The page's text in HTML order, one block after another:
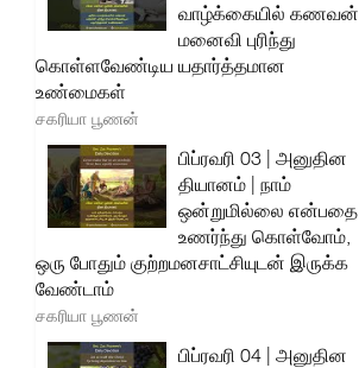
வாழ்க்கையில் கணவன்
மனைவி புரிந்து
கொள்ளவேண்டிய யதார்த்தமான
உண்மைகள்
சகரியா பூணன்
பிப்ரவரி 03 | அனுதின
தியானம் | நாம்
ஒன்றுமில்லை என்பதை
உணர்ந்து கொள்வோம்,
ஒரு போதும் குற்றமனசாட்சியுடன் இருக்க
வேண்டாம்
சகரியா பூணன்
பிப்ரவரி 04 | அனுதின